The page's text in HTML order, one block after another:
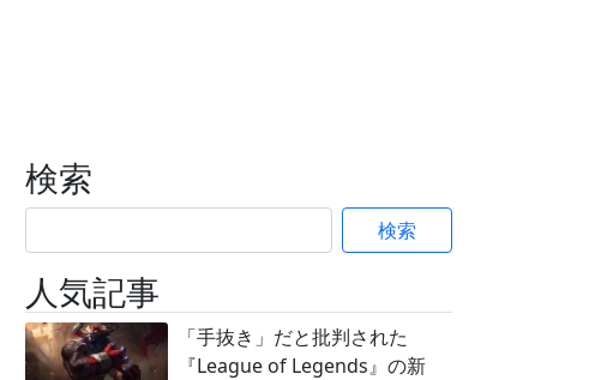
検索
検索
人気記事
「手抜き」だと批判された
『League of Legends』の新